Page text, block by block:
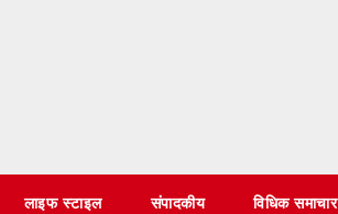
लाइफ स्टाइल संपादकीय विधिक समाचार